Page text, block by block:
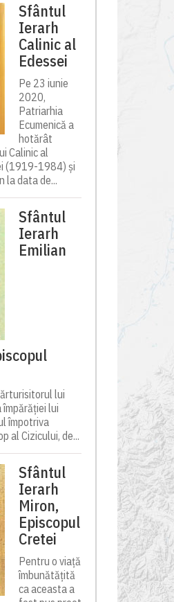
Sfântul
Ierarh
Calinic al
Edessei
Pe 23 iunie
2020,
Patriarhia
Ecumenică a
hotărât
Calinic al
(1919-1984) și
la data de...
Sfântul
Ierarh
Emilian
lui
lui
împotriva
al Cizicului, de...
Sfântul
Ierarh
Miron,
Episcopul
Cretei
Pentru o viață
îmbunătățită
ca aceasta a